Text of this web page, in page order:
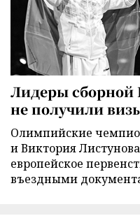
Лидеры сборной
не получили
Олимпийские
и Виктория
европейское
въездными